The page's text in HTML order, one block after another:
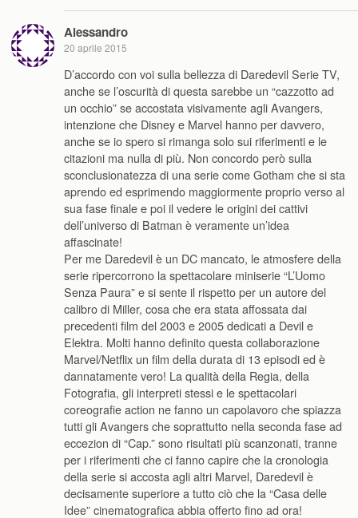
Alessandro
20 aprile 2015
D’accordo con voi sulla bellezza di Daredevil Serie TV,
anche se l’oscurità di questa sarebbe un “cazzotto ad
un occhio” se accostata visivamente agli Avangers,
intenzione che Disney e Marvel hanno per davvero,
anche se io spero si rimanga solo sui riferimenti e le
citazioni ma nulla di più. Non concordo però sulla
sconclusionatezza di una serie come Gotham che si sta
aprendo ed esprimendo maggiormente proprio verso al
sua fase finale e poi il vedere le origini dei cattivi
dell’universo di Batman è veramente un’idea
affascinate!
Per me Daredevil è un DC mancato, le atmosfere della
serie ripercorrono la spettacolare miniserie “L’Uomo
Senza Paura” e si sente il rispetto per un autore del
calibro di Miller, cosa che era stata affossata dai
precedenti film del 2003 e 2005 dedicati a Devil e
Elektra. Molti hanno definito questa collaborazione
Marvel/Netflix un film della durata di 13 episodi ed è
dannatamente vero! La qualità della Regia, della
Fotografia, gli interpreti stessi e le spettacolari
coreografie action ne fanno un capolavoro che spiazza
tutti gli Avangers che soprattutto nella seconda fase ad
eccezion di “Cap.” sono risultati più scanzonati, tranne
per i riferimenti che ci fanno capire che la cronologia
della serie si accosta agli altri Marvel, Daredevil è
decisamente superiore a tutto ciò che la “Casa delle
Idee” cinematografica abbia offerto fino ad ora!